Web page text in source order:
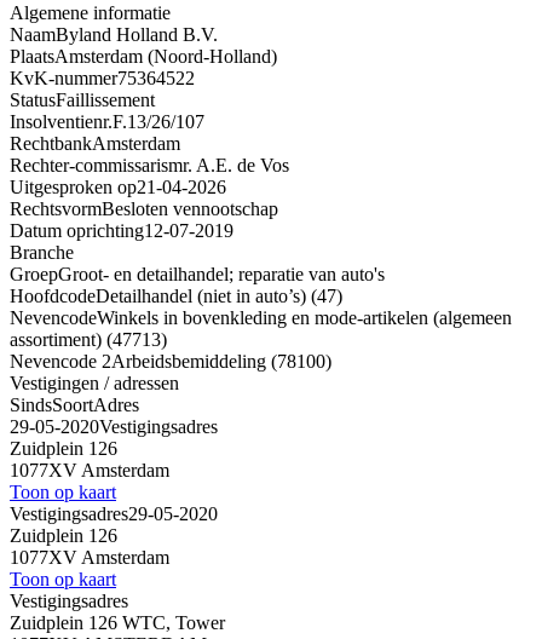
Algemene informatie
NaamByland Holland B.V.
PlaatsAmsterdam (Noord-Holland)
KvK-nummer75364522
StatusFaillissement
Insolventienr.F.13/26/107
RechtbankAmsterdam
Rechter-commissarismr. A.E. de Vos
Uitgesproken op21-04-2026
RechtsvormBesloten vennootschap
Datum oprichting12-07-2019
Branche
GroepGroot- en detailhandel; reparatie van auto's
HoofdcodeDetailhandel (niet in auto’s) (47)
NevencodeWinkels in bovenkleding en mode-artikelen (algemeen
assortiment) (47713)
Nevencode 2Arbeidsbemiddeling (78100)
Vestigingen / adressen
SindsSoortAdres
29-05-2020Vestigingsadres
Zuidplein 126
1077XV Amsterdam
Toon op kaart
Vestigingsadres29-05-2020
Zuidplein 126
1077XV Amsterdam
Toon op kaart
Vestigingsadres
Zuidplein 126 WTC, Tower